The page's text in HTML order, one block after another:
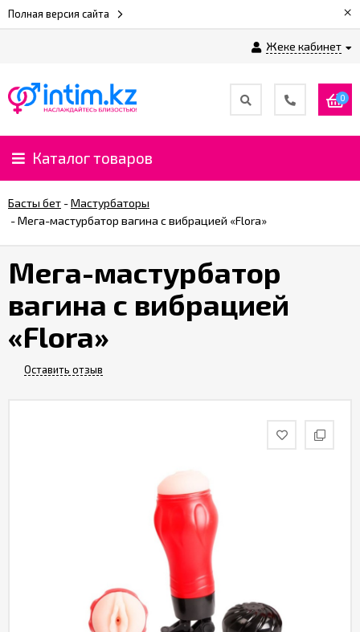
Полная версия сайта ×
Жеке кабинет
0
Каталог товаров
Басты бет -Мастурбаторы
-Мега-мастурбатор вагина с вибрацией «Flora»
Мега-мастурбатор
вагина с вибрацией
«Flora»
Оставить отзыв